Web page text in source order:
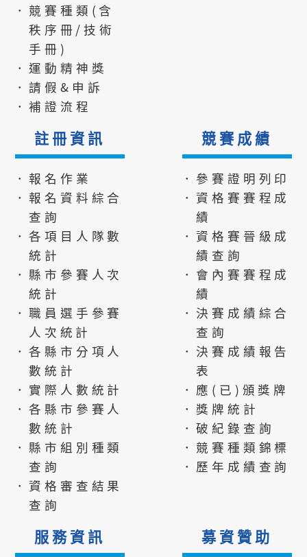
．競賽種類(含
秩序冊/技術
手冊)
．運動精神獎
．請假&申訴
．補證流程
註冊資訊
．報名作業
．報名資料綜合
查詢
．各項目人隊數
統計
．縣市參賽人次
統計
．職員選手參賽
人次統計
．各縣市分項人
數統計
．實際人數統計
．各縣市參賽人
數統計
．縣市組別種類
查詢
．資格審查結果
查詢
競賽成績
．參賽證明列印
．資格賽賽程成
績
．資格賽晉級成
績查詢
．會內賽賽程成
績
．決賽成績綜合
查詢
．決賽成績報告
表
．應(已)頒獎牌
．獎牌統計
．破紀錄查詢
．競賽種類錦標
．歷年成績查詢
服務資訊 募資贊助